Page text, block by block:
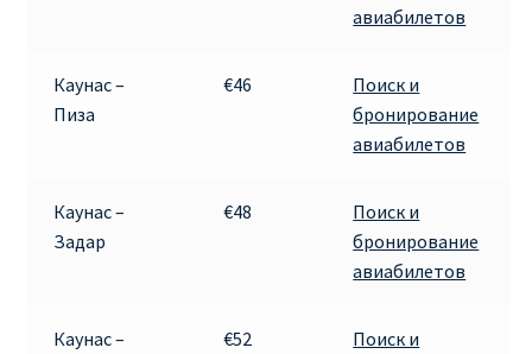
авиабилетов
Каунас –
Пиза
€46
Поиск и
бронирование
авиабилетов
Каунас –
Задар
€48
Поиск и
бронирование
авиабилетов
Каунас –
€52
Поиск и